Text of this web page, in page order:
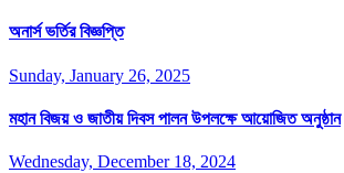
অনার্স ভর্তির বিজ্ঞপ্তি
Sunday, January 26, 2025
মহান বিজয় ও জাতীয় দিবস পালন উপলক্ষে আয়োজিত অনুষ্ঠান
Wednesday, December 18, 2024